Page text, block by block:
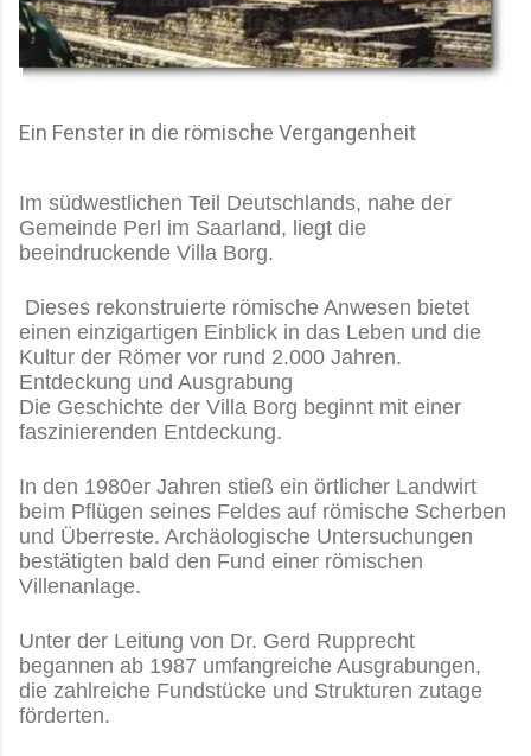
Ein Fenster in die römische Vergangenheit
Im südwestlichen Teil Deutschlands, nahe der
Gemeinde Perl im Saarland, liegt die
beeindruckende Villa Borg.
Dieses rekonstruierte römische Anwesen bietet
einen einzigartigen Einblick in das Leben und die
Kultur der Römer vor rund 2.000 Jahren.
Entdeckung und Ausgrabung
Die Geschichte der Villa Borg beginnt mit einer
faszinierenden Entdeckung.
In den 1980er Jahren stieß ein örtlicher Landwirt
beim Pflügen seines Feldes auf römische Scherben
und Überreste. Archäologische Untersuchungen
bestätigten bald den Fund einer römischen
Villenanlage.
Unter der Leitung von Dr. Gerd Rupprecht
begannen ab 1987 umfangreiche Ausgrabungen,
die zahlreiche Fundstücke und Strukturen zutage
förderten.